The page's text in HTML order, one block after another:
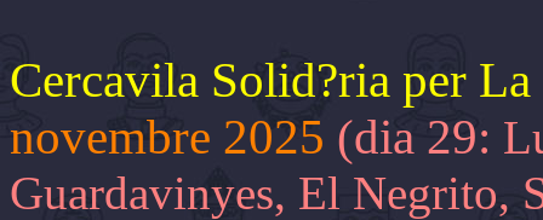
Cercavila Solid?ria per
novembre 2025 (dia 29:
Guardavinyes, El Negrito,